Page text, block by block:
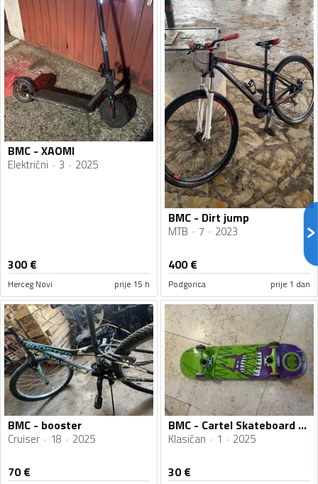
BMC - XAOMI
Električni 3 2025
300€
Herceg Novi prije 15 h
BMC - Dirt jump
MTB 7 2023
400€
Podgorica prije 1 dan
BMC - booster
Cruiser 18 2025
70€
BMC - Cartel Skateboard Monster
Klasičan 1 2025
30€